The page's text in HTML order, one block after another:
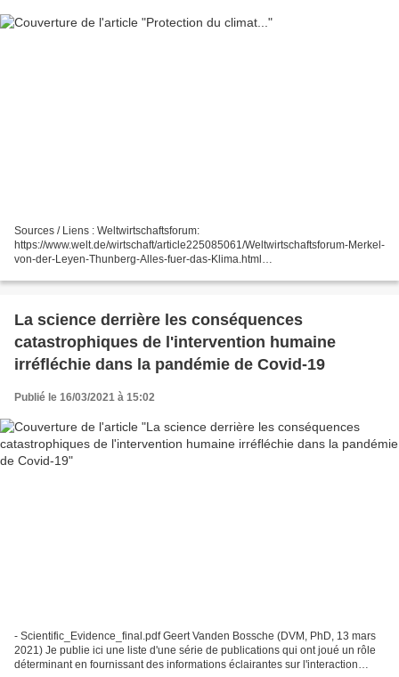
Sources / Liens : Weltwirtschaftsforum:
https://www.welt.de/wirtschaft/article225085061/Weltwirtschaftsforum-Merkel-
von-der-Leyen-Thunberg-Alles-fuer-das-Klima.html
Zweifel-an-Italiens-Verwendung-der-EU-Milliarden.html...
La science derrière les conséquences
catastrophiques de l'intervention humaine
irréfléchie dans la pandémie de Covid-19
Publié le 16/03/2021 à 15:02
- Scientific_Evidence_final.pdf Geert Vanden Bossche (DVM, PhD, 13 mars
2021) Je publie ici une liste d'une série de publications qui ont joué un rôle
déterminant en fournissant des informations éclairantes sur l'interaction